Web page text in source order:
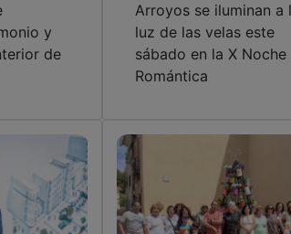
y
de
Arroyos se iluminan a
luz de las velas este
sábado en la X Noche
Romántica